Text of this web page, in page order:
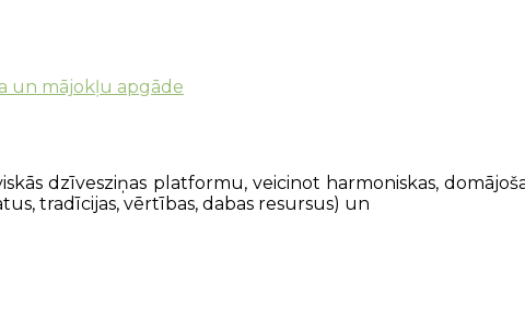
un mājokļu apgāde
dzīvesziņas platformu, veicinot harmoniskas,
tradīcijas, vērtības, dabas resursus) un